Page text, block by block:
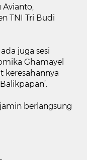
Avianto,
TNI Tri Budi
juga sesi
Ghamayel
keresahannya
berlangsung